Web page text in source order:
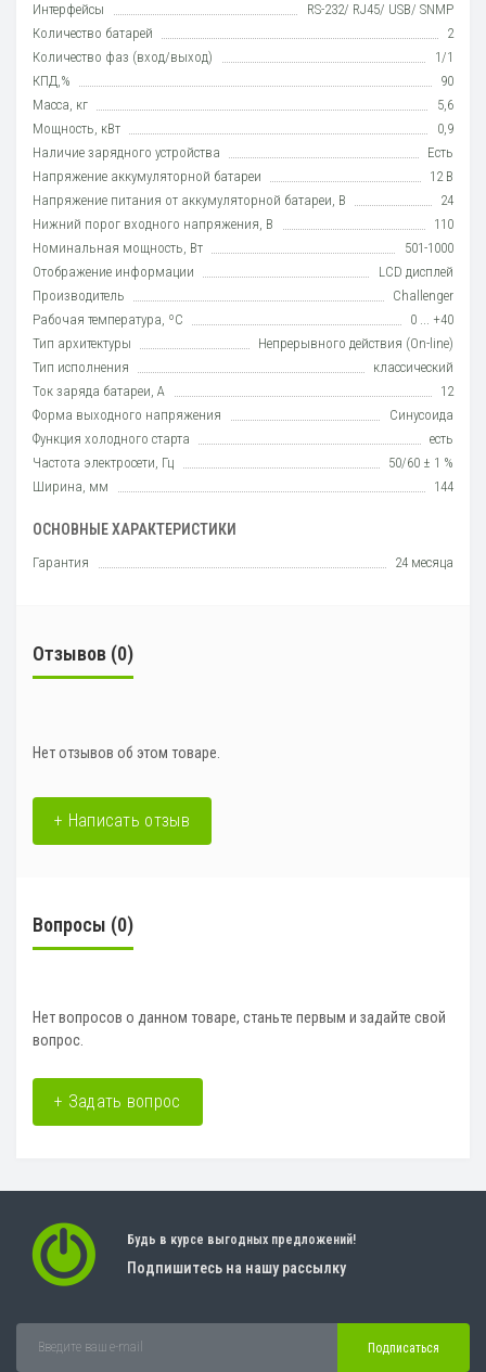
Интерфейсы
RS-232/ RJ45/ USB/ SNMP
Количество батарей
2
Количество фаз (вход/выход)
1/1
КПД,%
90
Масса, кг
5,6
Мощность, кВт
0,9
Наличие зарядного устройства
Есть
Напряжение аккумуляторной батареи
12 В
Напряжение питания от аккумуляторной батареи, В
24
Нижний порог входного напряжения, В
110
Номинальная мощность, Вт
501-1000
Отображение информации
LCD дисплей
Производитель
Challenger
Рабочая температура, ºC
0 ... +40
Тип архитектуры
Непрерывного действия (On-line)
Тип исполнения
класcический
Ток заряда батареи, А
12
Форма выходного напряжения
Синусоида
Функция холодного старта
есть
Частота электросети, Гц
50/60 ± 1 %
Ширина, мм
144
ОСНОВНЫЕ ХАРАКТЕРИСТИКИ
Гарантия 24 месяца
Отзывов (0)
Нет отзывов об этом товаре.
+ Написать отзыв
Вопросы (0)
Нет вопросов о данном товаре, станьте первым и задайте свой
вопрос.
+ Задать вопрос
Будь в курсе выгодных предложений!
Подпишитесь на нашу рассылку
Подписаться